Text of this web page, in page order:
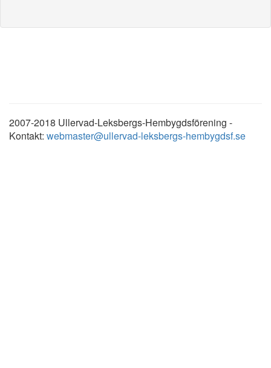
2007-2018 Ullervad-Leksbergs-Hembygdsförening -
Kontakt: webmaster@ullervad-leksbergs-hembygdsf.se